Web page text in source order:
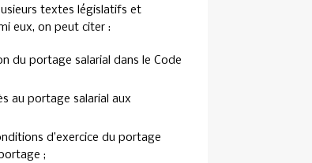
textes législatifs et
eux, on peut citer :
du portage salarial dans le Code
au portage salarial aux
d’exercice du portage
;